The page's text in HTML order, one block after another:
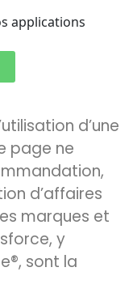
applications
d’une
page ne
d’affaires
marques et
y
sont la